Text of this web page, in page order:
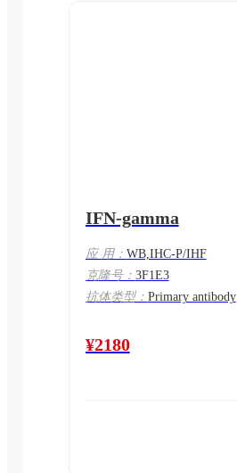
IFN-gamma
应 用： WB,IHC-P/IHF
克隆号： 3F1E3
抗体类型： Primary antibody
¥2180